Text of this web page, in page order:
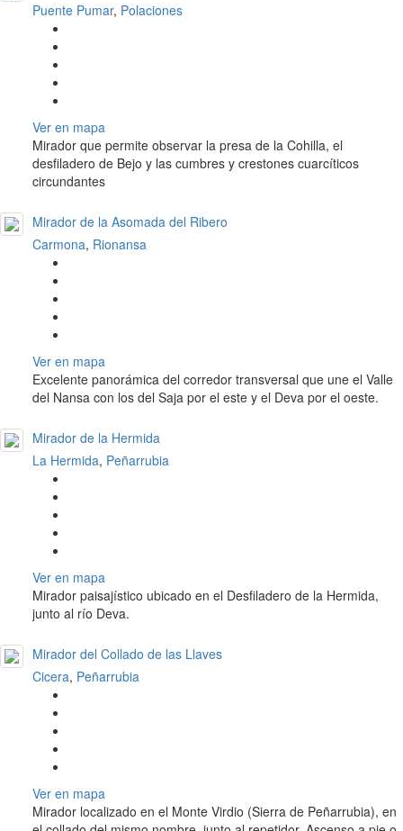
Puente Pumar, Polaciones
Ver en mapa
Mirador que permite observar la presa de la Cohilla, el
desfiladero de Bejo y las cumbres y crestones cuarcíticos
circundantes
Mirador de la Asomada del Ribero
Carmona, Rionansa
Ver en mapa
Excelente panorámica del corredor transversal que une el Valle
del Nansa con los del Saja por el este y el Deva por el oeste.
Mirador de la Hermida
La Hermida, Peñarrubia
Ver en mapa
Mirador paisajístico ubicado en el Desfiladero de la Hermida,
junto al río Deva.
Mirador del Collado de las Llaves
Cicera, Peñarrubia
Ver en mapa
Mirador localizado en el Monte Virdio (Sierra de Peñarrubia), en